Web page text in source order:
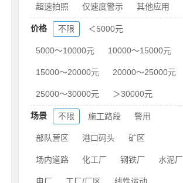
超速拍照 仅速度警示 其他应用
价格 不限 ＜5000元
5000～10000元 10000～15000元
15000～20000元 20000～25000元
25000～30000元 ＞30000元
场景 不限 施工路段 警用
部队营区 港口码头 矿区
场内道路 化工厂 钢铁厂 水泥厂